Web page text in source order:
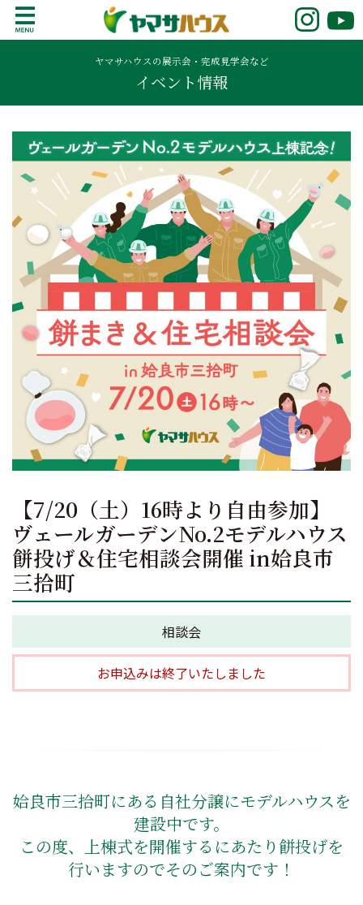
o
鹿児島で注文住宅ならヤマサハウス
新築の注文住宅や建売モデルハウスをお探し
の方はこちら。鹿児島県内で11年連続ナンバ
ーワンの実績を誇る、絆の家でおなじみの
ヤマサハウス。展示場情報や家づくりのこだ
ヤマサハウスの展示会・完成見学会など
イベント情報
【7/20（土）16時より自由参加】
ヴェールガーデンNo.2モデルハウス
餅投げ＆住宅相談会開催 in姶良市
三拾町
相談会
お申込みは終了いたしました
姶良市三拾町にある自社分譲にモデルハウスを
建設中です。
この度、上棟式を開催するにあたり餅投げを
行いますのでそのご案内です！